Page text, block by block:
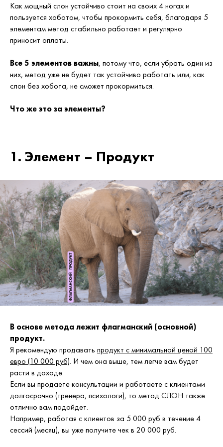
Как мощный слон устойчиво стоит на своих 4 ногах и
пользуется хоботом, чтобы прокормить себя, благодаря 5
элементам метод стабильно работает и регулярно
приносит оплаты.
Все 5 элементов важны, потому что, если убрать один из
них, метод уже не будет так устойчиво работать или, как
слон без хобота, не сможет прокормиться.
Что же это за элементы?
1. Элемент – Продукт
В основе метода лежит флагманский (основной)
продукт.
Я рекомендую продавать продукт с минимальной ценой 100
евро (10 000 руб). И чем она выше, тем легче вам будет
расти в доходе.
Если вы продаете консультации и работаете с клиентами
долгосрочно (тренера, психологи), то метод СЛОН также
отлично вам подойдет.
Например, работая с клиентов за 5 000 руб в течение 4
сессий (месяц), вы уже получите чек в 20 000 руб.